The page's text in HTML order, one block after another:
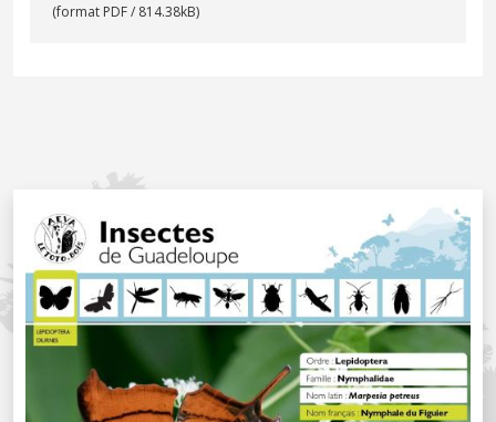
(format PDF / 814.38kB)